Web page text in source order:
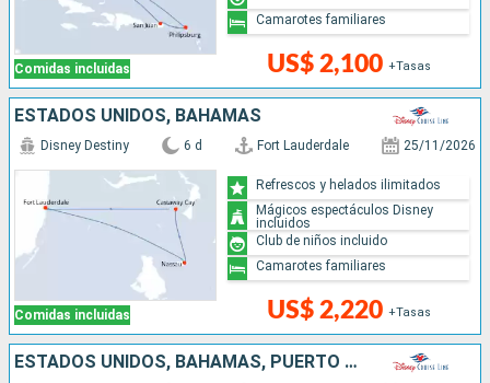
Comidas incluidas US$ 2,100 +Tasas
Camarotes familiares
ESTADOS UNIDOS, BAHAMAS
Comidas incluidas
Disney Destiny 6 d Fort Lauderdale 25/11/2026
US$ 2,220 +Tasas
Refrescos y helados ilimitados
Mágicos espectáculos Disney
incluidos
Club de niños incluido
Camarotes familiares
ESTADOS UNIDOS, BAHAMAS, PUERTO RICO, REPÚBLICA DOMINICANA